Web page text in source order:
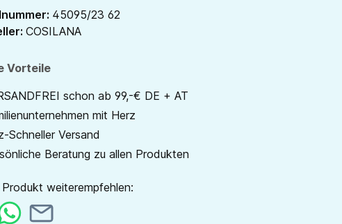
45095/23 62
COSILANA
Vorteile
schon ab 99,-€ DE + AT
mit Herz
Schneller Versand
Beratung zu allen Produkten
Produkt weiterempfehlen: